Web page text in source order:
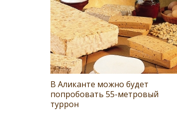
В Аликанте можно будет
попробовать 55-метровый
туррон